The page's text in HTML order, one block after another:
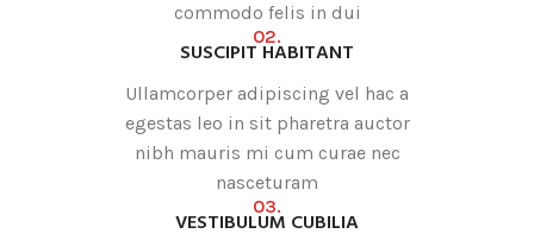
commodo felis in dui
02.
SUSCIPIT HABITANT
Ullamcorper adipiscing vel hac a
egestas leo in sit pharetra auctor
nibh mauris mi cum curae nec
nasceturam
03.
VESTIBULUM CUBILIA